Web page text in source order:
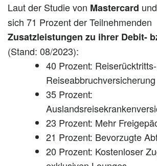
Laut der Studie von Mastercard
sich 71 Prozent der Teilnehmenden
Zusatzleistungen zu ihrer Debit-
(Stand: 08/2023):
40 Prozent:
Reiseabbruchversicherung
35 Prozent:
23 Prozent: Mehr
21 Prozent: Bevorzugte
20 Prozent: Kostenloser